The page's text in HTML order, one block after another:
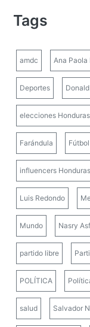
Tags
amdc Ana Paola
Deportes
elecciones Honduras
Farándula Fútbol
influencers Honduras
Luis Redondo
Mundo Nasry
partido libre
POLÍTICA
salud Salvador